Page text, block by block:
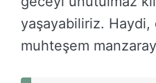
yaşayabiliriz. Haydi,
muhteşem